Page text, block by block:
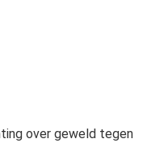
over geweld tegen